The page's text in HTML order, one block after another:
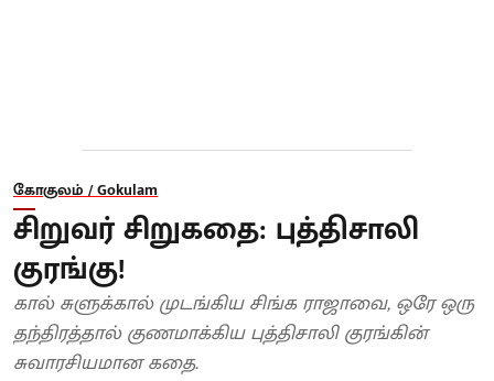
கோகுலம் / Gokulam
சிறுவர் சிறுகதை: புத்திசாலி
குரங்கு!
கால் சுளுக்கால் முடங்கிய சிங்க ராஜாவை, ஒரே ஒரு
தந்திரத்தால் குணமாக்கிய புத்திசாலி குரங்கின்
சுவாரசியமான கதை.